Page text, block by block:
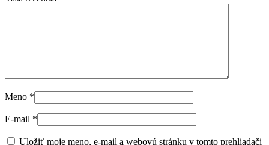
Meno *
E-mail *
Uložiť moje meno, e-mail a webovú stránku v tomto prehliadači